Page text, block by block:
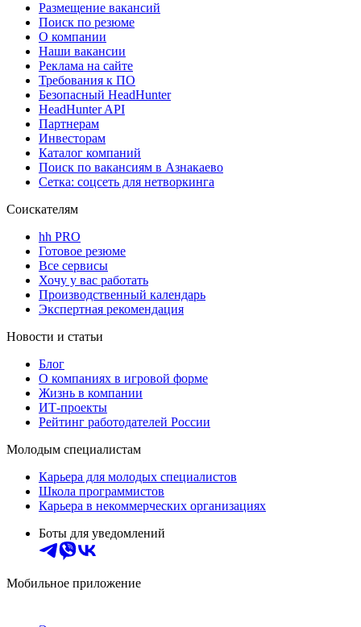
Размещение вакансий
Поиск по резюме
О компании
Наши вакансии
Реклама на сайте
Требования к ПО
Безопасный HeadHunter
HeadHunter API
Партнерам
Инвесторам
Каталог компаний
Поиск по вакансиям в Азнакаево
Сетка: соцсеть для нетворкинга
Соискателям
hh PRO
Готовое резюме
Все сервисы
Хочу у вас работать
Производственный календарь
Экспертная рекомендация
Новости и статьи
Блог
О компаниях в игровой форме
Жизнь в компании
ИТ-проекты
Рейтинг работодателей России
Молодым специалистам
Карьера для молодых специалистов
Школа программистов
Карьера в некоммерческих организациях
Боты для уведомлений
Мобильное приложение